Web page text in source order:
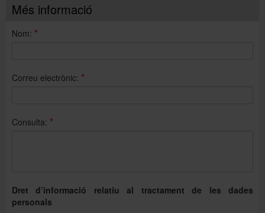
Més informació
Nom: *
Correu electrònic: *
Consulta: *
Dret d’informació relatiu al tractament de les dades
personals